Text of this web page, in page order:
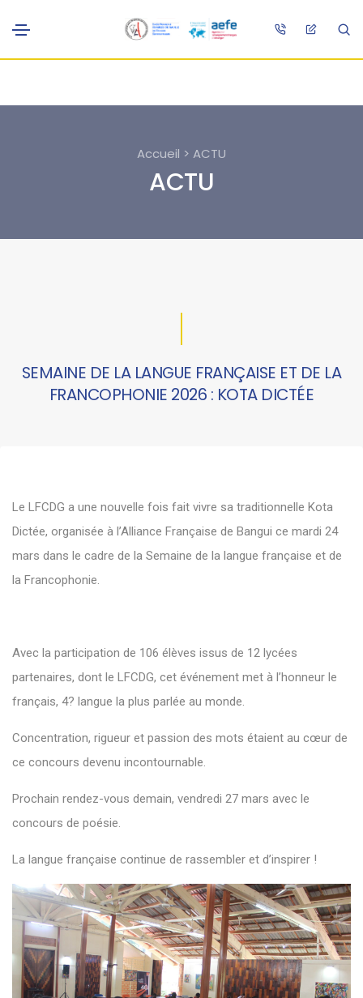
Accueil > ACTU
ACTU
SEMAINE DE LA LANGUE FRANÇAISE ET DE LA
FRANCOPHONIE 2026 : KOTA DICTÉE
Le LFCDG a une nouvelle fois fait vivre sa traditionnelle Kota
Dictée, organisée à l’Alliance Française de Bangui ce mardi 24
mars dans le cadre de la Semaine de la langue française et de
la Francophonie.
Avec la participation de 106 élèves issus de 12 lycées
partenaires, dont le LFCDG, cet événement met à l’honneur le
français, 4? langue la plus parlée au monde.
Concentration, rigueur et passion des mots étaient au cœur de
ce concours devenu incontournable.
Prochain rendez-vous demain, vendredi 27 mars avec le
concours de poésie.
La langue française continue de rassembler et d’inspirer !